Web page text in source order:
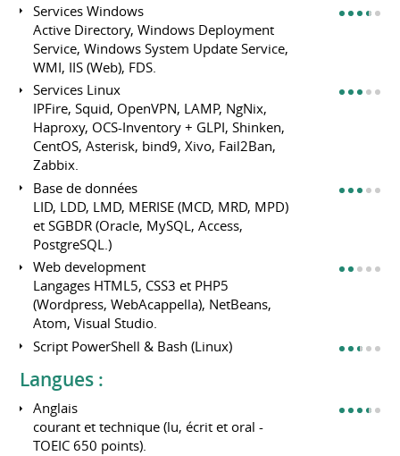
Services Windows
Active Directory, Windows Deployment
Service, Windows System Update Service,
WMI, IIS (Web), FDS.
Services Linux
IPFire, Squid, OpenVPN, LAMP, NgNix,
Haproxy, OCS-Inventory + GLPI, Shinken,
CentOS, Asterisk, bind9, Xivo, Fail2Ban,
Zabbix.
Base de données
LID, LDD, LMD, MERISE (MCD, MRD, MPD)
et SGBDR (Oracle, MySQL, Access,
PostgreSQL.)
Web development
Langages HTML5, CSS3 et PHP5
(Wordpress, WebAcappella), NetBeans,
Atom, Visual Studio.
Script PowerShell & Bash (Linux)
Langues :
Anglais
courant et technique (lu, écrit et oral -
TOEIC 650 points).